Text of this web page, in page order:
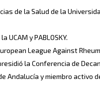
de la Salud de la
y PABLOSKY.
League Against
la Conferencia de
Andalucía y miembro